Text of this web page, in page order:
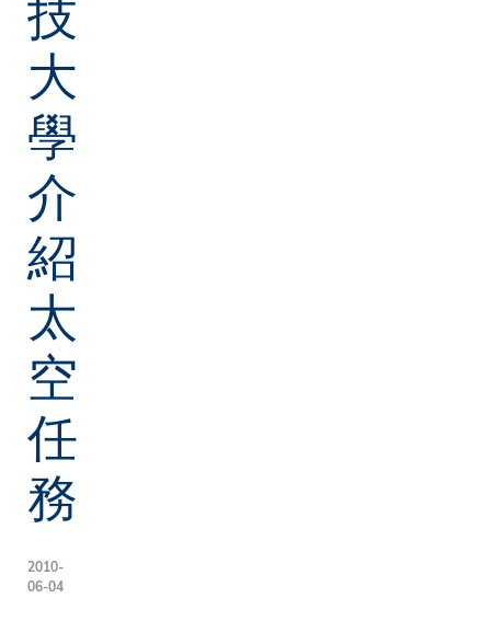
大
學
介
紹
太
空
任
務
2010-
06-04